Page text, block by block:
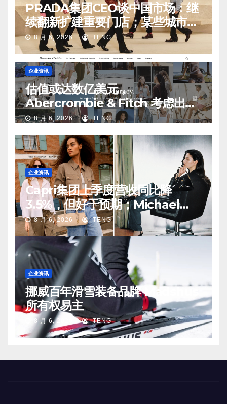
PRADA集团CEO谈中国市场：继
续翻新扩建重要门店；某些城市的
第二、第三店不再有价值
8 月 6, 2026 TENG
企业资讯
估值或达数亿美元，
Abercrombie & Fitch 考虑出售
中国业务部分股权
8 月 6, 2026 TENG
企业资讯
Capri集团上季度营收同比降
3.5%，但好于预期；Michael
Kors 在中国市场持续向好
8 月 6, 2026 TENG
企业资讯
挪威百年滑雪装备品牌 Madshus
所有权易主
8 月 6, 2026 TENG